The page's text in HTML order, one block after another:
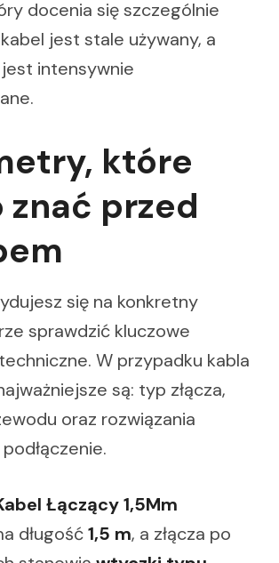
docenia się szczególnie
jest stale używany, a
intensywnie
które
przed
się na konkretny
sprawdzić kluczowe
W przypadku kabla
są: typ złącza,
oraz rozwiązania
Łączący 1,5Mm
długość1,5 m, a złącza po